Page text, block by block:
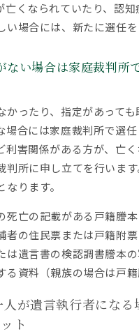
亡くなられていたり、認
い場合には、新たに選任を
い場合は家庭裁判所
かったり、指定があって
場合には家庭裁判所で選
利害関係がある方が、亡
判所に申し立てを行いま
ります。
死亡の記載がある戸籍謄本
者の住民票または戸籍附票
遺言書の検認調書謄本
資料（親族の場合は戸籍
が遺言執行者になる
ト